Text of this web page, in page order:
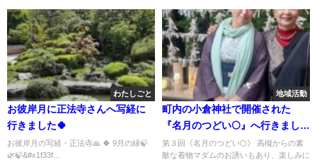
わたしごと
お彼岸月に正法寺さんへ写経に
行きました🍀
お彼岸月の写経・正法寺🙏 🍀 9月の緑🍃
🌿🍃&#x1f33f...
地域活動
町内の小倉神社で開催された
『名月のつどい🌕』へ行きました
💗
第３回《名月のつどい🌕》 高槻からの素
敵な着物マダムのお誘いもあり、楽しみに